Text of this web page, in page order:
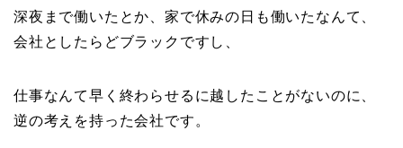
深夜まで働いたとか、家で休みの日も働いたなんて、
会社としたらどブラックですし、
仕事なんて早く終わらせるに越したことがないのに、
逆の考えを持った会社です。